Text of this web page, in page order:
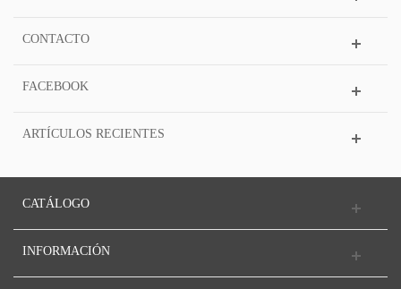
CONTACTO
FACEBOOK
ARTÍCULOS RECIENTES
CATÁLOGO
INFORMACIÓN